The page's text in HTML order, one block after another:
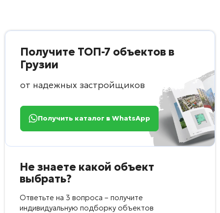
Получите ТОП-7 объектов в
Грузии
от надежных застройщиков
Получить каталог в WhatsApp
Не знаете какой объект
выбрать?
Ответьте на 3 вопроса – получите
индивидуальную подборку объектов